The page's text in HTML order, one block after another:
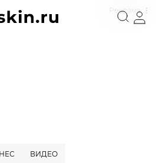
Реклама
ВИДЕО